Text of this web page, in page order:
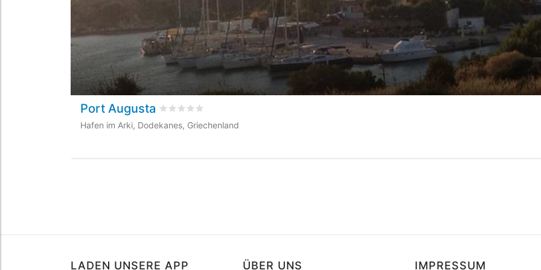
Port Augusta bewertet0
Hafen im Arki, Dodekanes, Griechenland
LADEN UNSERE APP ÜBER UNS IMPRESSUM